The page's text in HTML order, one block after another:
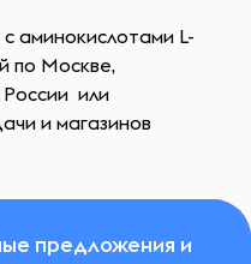
аминокислотами L-
по Москве,
или
и магазинов
предложения и